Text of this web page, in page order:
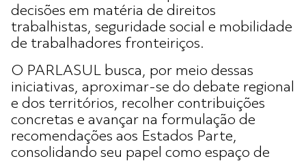
decisões em matéria de direitos
trabalhistas, seguridade social e mobilidade
de trabalhadores fronteiriços.
O PARLASUL busca, por meio dessas
iniciativas, aproximar-se do debate regional
e dos territórios, recolher contribuições
concretas e avançar na formulação de
recomendações aos Estados Parte,
consolidando seu papel como espaço de